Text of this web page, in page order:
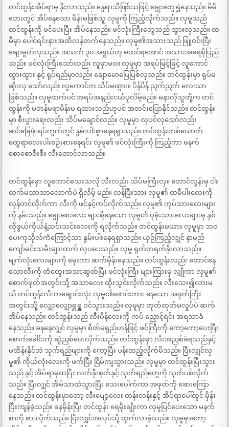
တင်ထွန်းအိပ်ရာမှ နိုးလာသည်။ နွေရာသီဖြစ်သဖြင့် ချွေးတွေရွှဲနေသည်။ မိမိ
ဘေးတွင် အိပ်နေသော မိန်းမဖြစ်သူ လှမူကို ကြည့်လိုက်သည်။ လှမူသည်
တင်ထွန်းကို ဖင်ပေးပြီး အိပ်နေသည်။ ဖင်လုံးကြီးတွေသည် ထွားလှသည်။ ထ
မီမှာ ပေါင်ရင်းနားအထိလန်တက်နေသည်။ လှမူ၏အသားသည် ဖြူဝင်းပြီး
ချောမွတ်လှသည်။ အသက် ၃၀ အရွယ်ဟု မထင်ရအောင် အသားအရေစိုပြည်
သည်။ ဖင်လုံးကြီးသော်လည်း လူမှာမဝ။ လှမူမှာ အရပ်မြင့်မြင့် လူကောင်
ထွားထွား နှင့် ရုပ်ရည်မှာလည်း ချောမောပြေပြစ်လှသည်။ တင်ထွန်းမှာ ရုပ်မ
ဆိုးလှ သော်လည်း လူကောင်က သိပ်မထွား။ ပိန်ပိန် ညှက်ညှက် လေးသာ
ဖြစ်သည်။ လှမူထက်ပင် အရပ်အနည်းငယ်ပုလိမ့်မည်။ မနာလိုသူတို့က တင်
ထွန်းကို မတန်မရာမိန်းမ ရထားသည်ဟုပင် အတင်းပြောနိုင်သည်။ တင်ထွန်း
မှာ စီးပွားရေးလည်း သိပ်မချောင်လည်။ လှမူမှာ လှပင်လှသော်လည်း
ဆင်ခြေဖုံးရပ်ကွက်တွင် နွမ်းပါးစွာနေရရှာသည်။ တင်ထွန်းတစ်ယောက်
ထွေရာလေးပါးစဉ်းစားနေရင်း လှမူ၏ ဖင်လုံးကြီးကို ကြည့်ကာ မနက်
စောစောစီးစီး လီးတောင်လာသည်။
တင်ထွန်းမှာ လူကောင်သေးသလို လီးလည်း သိပ်မကြီးလှ။ တောင်လွန်းမှ ငါး
လက်မသာသာလောက်ပဲ ရှိလိမ့် မည်။ လန်ပြီးသား လှမူ၏ ထမီပါးလေးကို
လှန်တင်လိုက်ကာ လီးကို ဖင်နှင့်ကပ်လိုက်သည်။ လှမူ၏ ကုပ်သားလေးများ
ကို နမ်းသည်။ ချွေးစေးလေး များစို့နေသော လှမူ၏ ပုခုံးသားလေးများမှ နှစ်
လိုဖွယ်ကိုယ်နံ့သင်းသင်းလေးကို ရလိုက်သည်။ တင်ထွန်းမယား လှမူမှာ ဘဝ
ပေးကုသိုလ်ကံကြောင့်သာ နွမ်းပါးနေရရှာသည်။ ယှဉ်ကြည့်လျှင် နာမည်
ကျော်မင်းသမီးများထက် လှပပေသည်။ လှမူ ရုတ်တရက်နိုးလာသည်။
မျက်လုံးလေးများကို မှေးကာ ဆက်မှိန်းနေသည်။ တင်ထွန်းလည်း တောင်နေ
သောလီးကို တံတွေးအသာဆွတ်ပြီး ဖင်လုံးကြီး များကြားမှ လျှိုကာ လှမူ၏
စောက်ဖုတ်အတွင်းသို့ အသာလေး ထိုးသွင်းလိုက်သည်။ လီးသေး၍လားမ
သိ တင်ထွန်းလီးတချောင်းလုံး လှမူ၏ဖောင်းကား နေသော အဖုတ်ကြီး
အတွင်းသို့ လျှောလျှောရှူရှူ ဝင်သွားသည်။ လှမူမှာ တုတ်တုတ်မလှုပ်ပဲ ဆက်
အိပ်နေသည်။ တင်ထွန်းသည် လီးပိန်လေးကို ကပ် ညှောင့်ရင်း အရသာခံ
နေသည်။ ခနနေလျှင် လှမူမှာ စိတ်မရှည်ဟန်ဖြင့် ဖင်ကြီးကို ကော့ကော့ပေးပြီး
စောက်ခေါင်းကို ဆွဲညှစ်ပေးလိုက်သည်။ တင်ထွန်းမှာ လီးအညှစ်ခံရသည်နှင့်
မထိန်းနိုင်ဘဲ သုက်ရည်များကို ကော့ပြီး ပန်းထည့်လိုက်မိသည်။ ပြီးလျှင်လှ
မူ၏ ကိုယ်လုံးလေးကို ဖက်ပြီး ငြိမ်ကျသွားသည်။ လှမူမှာ တင်ထွန်းပြီးသွား
သည် နှင့် အိပ်ရာမှထပြီး လက်နှီးစုတ်နှင့် သုက်ရည်တွေကို သုတ်ပစ်လိုက်
သည်။ ပြီးလျှင် အိမ်သာထဲသွားပြီး သေးပေါက်ကာ အဖုတ်ကို ဆေးကြော
နေသည်။ တင်ထွန်းမှာတော့ လီးပျော့လေး တန်းလန်းနှင့် အိပ်ရာပေါ်တွင် မှိန်း
ပြီးကျန်ခဲ့သည်။ ခနမှိန်းပြီး တင်ထွန်း ရေမိုးချိုးကာ လှမူပြင်ပေးသော မနက်
စာကို စားလိုက်သည်။ ပြီးလျှင်အလုပ်သို့ ထွက်လာခဲ့သည်။ လှမူမှာတော့